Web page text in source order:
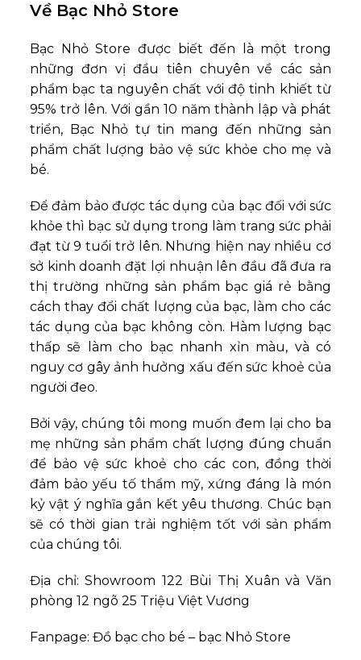
Về Bạc Nhỏ Store
Bạc Nhỏ Store được biết đến là một trong
những đơn vị đầu tiên chuyên về các sản
phẩm bạc ta nguyên chất với độ tinh khiết từ
95% trở lên. Với gần 10 năm thành lập và phát
triển, Bạc Nhỏ tự tin mang đến những sản
phẩm chất lượng bảo vệ sức khỏe cho mẹ và
bé.
Để đảm bảo được tác dụng của bạc đối với sức
khỏe thì bạc sử dụng trong làm trang sức phải
đạt từ 9 tuổi trở lên. Nhưng hiện nay nhiều cơ
sở kinh doanh đặt lợi nhuận lên đầu đã đưa ra
thị trường những sản phẩm bạc giá rẻ bằng
cách thay đổi chất lượng của bạc, làm cho các
tác dụng của bạc không còn. Hàm lượng bạc
thấp sẽ làm cho bạc nhanh xỉn màu, và có
nguy cơ gây ảnh hưởng xấu đến sức khoẻ của
người đeo.
Bởi vậy, chúng tôi mong muốn đem lại cho ba
mẹ những sản phẩm chất lượng đúng chuẩn
để bảo vệ sức khoẻ cho các con, đồng thời
đảm bảo yếu tố thẩm mỹ, xứng đáng là món
kỷ vật ý nghĩa gắn kết yêu thương. Chúc bạn
sẽ có thời gian trải nghiệm tốt với sản phẩm
của chúng tôi.
Địa chỉ: Showroom 122 Bùi Thị Xuân và Văn
phòng 12 ngõ 25 Triệu Việt Vương
Fanpage: Đồ bạc cho bé – bạc Nhỏ Store